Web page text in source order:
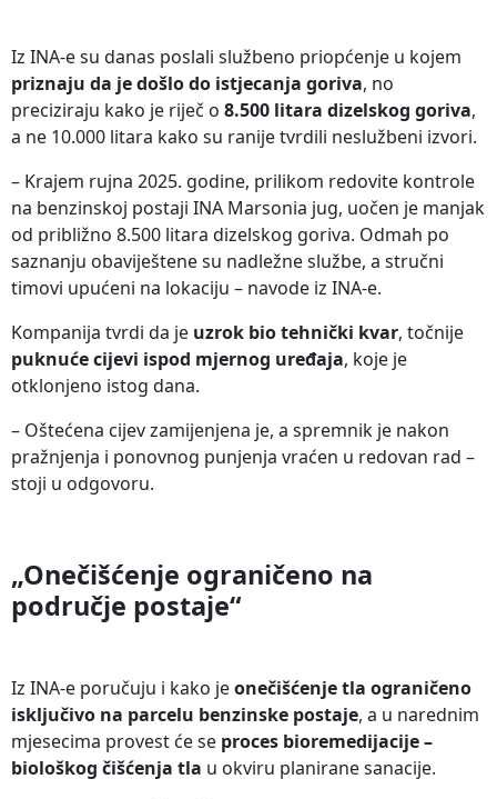
Iz INA-e su danas poslali službeno priopćenje u kojem
priznaju da je došlo do istjecanja goriva, no
preciziraju kako je riječ o 8.500 litara dizelskog goriva,
a ne 10.000 litara kako su ranije tvrdili neslužbeni izvori.
– Krajem rujna 2025. godine, prilikom redovite kontrole
na benzinskoj postaji INA Marsonia jug, uočen je manjak
od približno 8.500 litara dizelskog goriva. Odmah po
saznanju obaviještene su nadležne službe, a stručni
timovi upućeni na lokaciju – navode iz INA-e.
Kompanija tvrdi da je uzrok bio tehnički kvar, točnije
puknuće cijevi ispod mjernog uređaja, koje je
otklonjeno istog dana.
– Oštećena cijev zamijenjena je, a spremnik je nakon
pražnjenja i ponovnog punjenja vraćen u redovan rad –
stoji u odgovoru.
„Onečišćenje ograničeno na
područje postaje“
Iz INA-e poručuju i kako jeonečišćenje tla ograničeno
isključivo na parcelu benzinske postaje, a u narednim
mjesecima provest će se proces bioremedijacije –
biološkog čišćenja tla u okviru planirane sanacije.